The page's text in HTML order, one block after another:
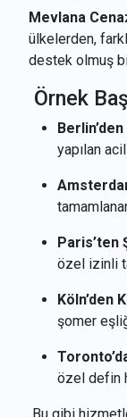
Mevlana
ülkelerden,
destek olmuş
Örnek
yapılan
Paris’ten
özel izinli
Köln’den
şomer
özel defin